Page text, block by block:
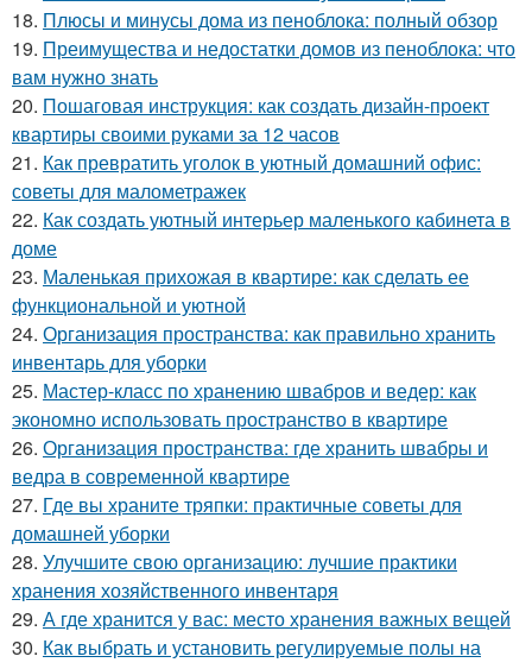
18. Плюсы и минусы дома из пеноблока: полный обзор
19. Преимущества и недостатки домов из пеноблока: что
вам нужно знать
20. Пошаговая инструкция: как создать дизайн-проект
квартиры своими руками за 12 часов
21. Как превратить уголок в уютный домашний офис:
советы для малометражек
22. Как создать уютный интерьер маленького кабинета в
доме
23. Маленькая прихожая в квартире: как сделать ее
функциональной и уютной
24. Организация пространства: как правильно хранить
инвентарь для уборки
25. Мастер-класс по хранению швабров и ведер: как
экономно использовать пространство в квартире
26. Организация пространства: где хранить швабры и
ведра в современной квартире
27. Где вы храните тряпки: практичные советы для
домашней уборки
28. Улучшите свою организацию: лучшие практики
хранения хозяйственного инвентаря
29. А где хранится у вас: место хранения важных вещей
30. Как выбрать и установить регулируемые полы на